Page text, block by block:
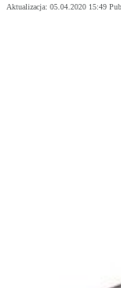
Aktualizacja: 05.04.2020 15:49